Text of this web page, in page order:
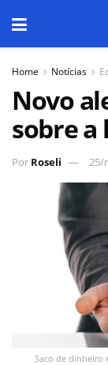
Home Notícias
Novo
sobre a
Por Roseli 25/
Saco de dinheiro